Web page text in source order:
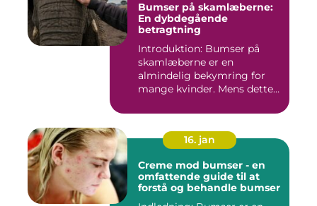
Bumser på skamlæberne:
En dybdegående
betragtning
Introduktion: Bumser på
skamlæberne er en
almindelig bekymring for
mange kvinder. Mens dette
16. jan
Creme mod bumser - en
omfattende guide til at
forstå og behandle bumser